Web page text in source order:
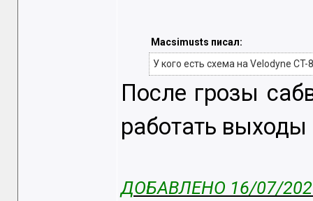
Macsimusts писал:
У кого есть схема на Velodyne
После грозы
работать
ДОБАВЛЕНО 16/07/